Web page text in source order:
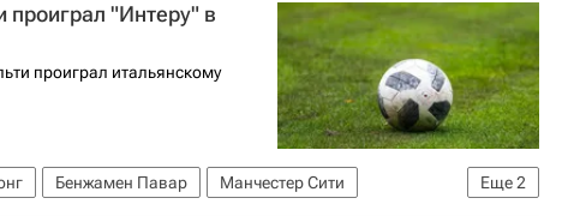
проиграл "Интеру" в
проиграл итальянскому
Еще2
Бенжамен Павар
Манчестер Сити